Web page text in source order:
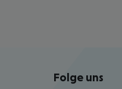
Folge uns